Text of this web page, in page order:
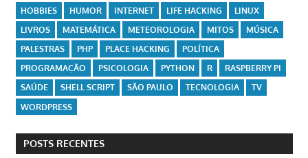
HOBBIES
HUMOR INTERNET LIFE HACKING
LINUX
LIVROS
MATEMÁTICA METEOROLOGIA MITOS
MÚSICA
PALESTRAS
PHP PLACE HACKING
POLÍTICA
PROGRAMAÇÃO
PSICOLOGIA PYTHON R
RASPBERRY PI
SAÚDE
SHELL SCRIPT SÃO PAULO TECNOLOGIA
TV
WORDPRESS
POSTS RECENTES